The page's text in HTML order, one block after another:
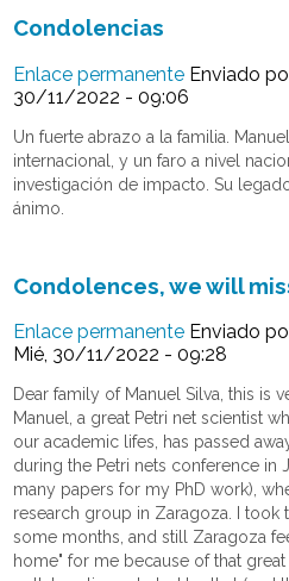
Condolencias
Enlace permanente Enviado
30/11/2022 - 09:06
Un fuerte abrazo a la familia.
internacional, y un faro a nivel
investigación de impacto. Su
ánimo.
Condolences, we will
Enlace permanente Enviado
Mié, 30/11/2022 - 09:28
Dear family of Manuel Silva, this is
Manuel, a great Petri net scientist
our academic lifes, has passed
during the Petri nets conference in
many papers for my PhD work),
research group in Zaragoza. I took
some months, and still Zaragoza
home" for me because of that